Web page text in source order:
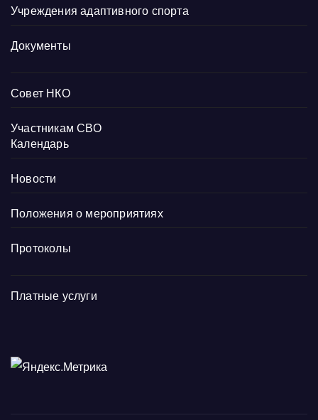
Учреждения адаптивного спорта
Документы
Совет НКО
Участникам СВО
Календарь
Новости
Положения о мероприятиях
Протоколы
Платные услуги